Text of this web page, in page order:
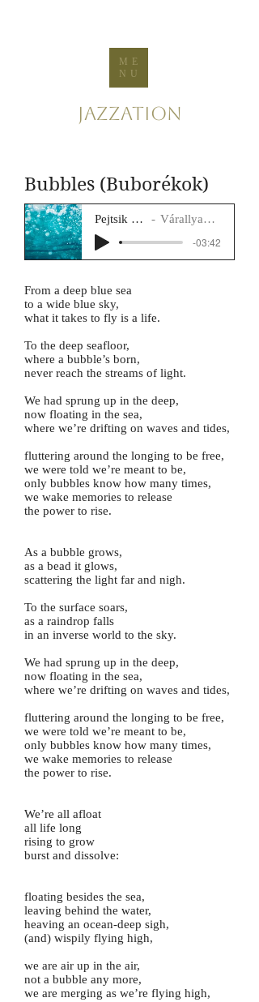
ME
NU
Jazzation
Bubbles (Buborékok)
Pejtsik Panna Várallyay Katus
-03:42
From a deep blue sea
to a wide blue sky,
what it takes to fly is a life.
To the deep seafloor,
where a bubble’s born,
never reach the streams of light.
We had sprung up in the deep,
now floating in the sea,
where we’re drifting on waves and tides,
fluttering around the longing to be free,
we were told we’re meant to be,
only bubbles know how many times,
we wake memories to release
the power to rise.
As a bubble grows,
as a bead it glows,
scattering the light far and nigh.
To the surface soars,
as a raindrop falls
in an inverse world to the sky.
We had sprung up in the deep,
now floating in the sea,
where we’re drifting on waves and tides,
fluttering around the longing to be free,
we were told we’re meant to be,
only bubbles know how many times,
we wake memories to release
the power to rise.
We’re all afloat
all life long
rising to grow
burst and dissolve:
floating besides the sea,
leaving behind the water,
heaving an ocean-deep sigh,
(and) wispily flying high,
we are air up in the air,
not a bubble any more,
we are merging as we’re flying high,